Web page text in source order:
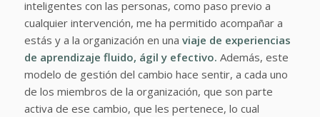
inteligentes con las personas, como paso previo a
cualquier intervención, me ha permitido acompañar a
estás y a la organización en una viaje de experiencias
de aprendizaje fluido, ágil y efectivo. Además, este
modelo de gestión del cambio hace sentir, a cada uno
de los miembros de la organización, que son parte
activa de ese cambio, que les pertenece, lo cual